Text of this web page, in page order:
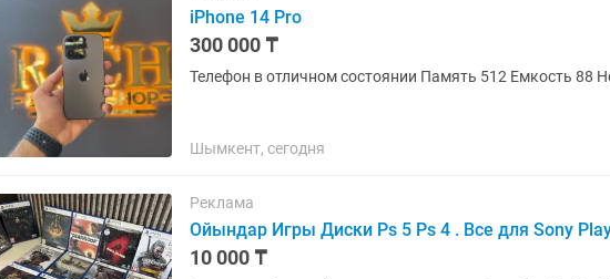
iPhone 14 Pro
300 000 ₸
Шымкент, сегодня
Реклама
Ойындар Игры Диски Ps 5 Ps 4 . Все для Sony
10 000 ₸